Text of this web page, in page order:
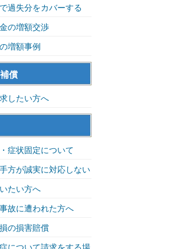
過失分をカバーする
の増額交渉
増額事例
償
したい方へ
症状固定について
方が誠実に対応しない
たい方へ
故に遭われた方へ
の損害賠償
について請求をする場